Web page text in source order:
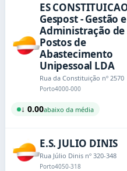
ES
Gespost - Gestão e
Administração de
Postos de
Abastecimento
Unipessoal LDA
Rua da Constituição nº 2570
Porto4000-000
↓ 0.00abaixo da média
E.S. JULIO DINIS
Rua Júlio Dinis nº 320-348
Porto4050-318